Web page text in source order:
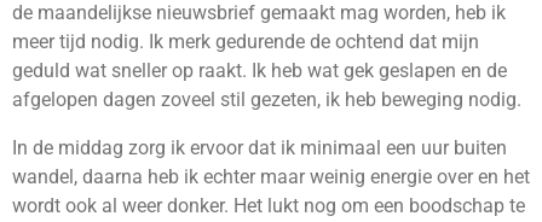
de maandelijkse nieuwsbrief gemaakt mag worden, heb ik
meer tijd nodig. Ik merk gedurende de ochtend dat mijn
geduld wat sneller op raakt. Ik heb wat gek geslapen en de
afgelopen dagen zoveel stil gezeten, ik heb beweging nodig.
In de middag zorg ik ervoor dat ik minimaal een uur buiten
wandel, daarna heb ik echter maar weinig energie over en het
wordt ook al weer donker. Het lukt nog om een boodschap te